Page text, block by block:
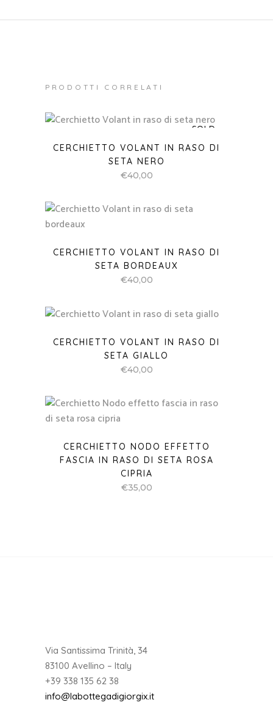
PRODOTTI CORRELATI
SOLD
CERCHIETTO VOLANT IN RASO DI
SETA NERO
€40,00
CERCHIETTO VOLANT IN RASO DI
SETA BORDEAUX
€40,00
CERCHIETTO VOLANT IN RASO DI
SETA GIALLO
€40,00
CERCHIETTO NODO EFFETTO
FASCIA IN RASO DI SETA ROSA
CIPRIA
€35,00
Via Santissima Trinità, 34
83100 Avellino – Italy
+39 338 135 62 38
info@labottegadigiorgix.it